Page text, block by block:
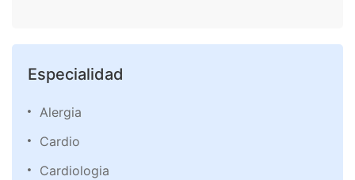
Especialidad
Alergia
Cardio
Cardiologia